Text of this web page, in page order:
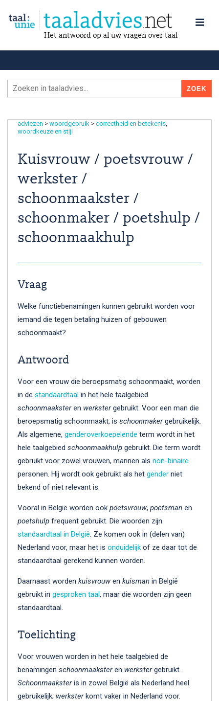
Het antwoord op al uw vragen over taal
adviezen > woordgebruik > correctheid en betekenis
woordkeuze en stijl
Kuisvrouw / poetsvrouw /
werkster /
schoonmaakster /
schoonmaker / poetshulp /
schoonmaakhulp
Vraag
Welke functiebenamingen kunnen gebruikt worden voor
iemand die tegen betaling huizen of gebouwen
schoonmaakt?
Antwoord
Voor een vrouw die beroepsmatig schoonmaakt, worden
in de standaardtaal in het hele taalgebied
schoonmaaksteren werkstergebruikt. Voor een man die
beroepsmatig schoonmaakt, is schoonmakergebruikelijk.
Als algemene, genderoverkoepelende term wordt in het
hele taalgebied schoonmaakhulp gebruikt. Die term wordt
gebruikt voor zowel vrouwen, mannen als non-binaire
personen. Hij wordt ook gebruikt als het gender niet
bekend of niet relevant is.
Vooral in België worden ook poetsvrouw, poetsman en
poetshulp frequent gebruikt. Die woorden zijn
standaardtaal in België. Ze komen ook in (delen van)
Nederland voor, maar het is onduidelijk of ze daar tot de
standaardtaal gerekend kunnen worden.
Daarnaast worden kuisvrouw en kuisman in België
gebruikt in gesproken taal, maar die woorden zijn geen
standaardtaal.
Toelichting
Voor vrouwen worden in het hele taalgebied de
benamingen schoonmaaksteren werkstergebruikt.
Schoonmaaksteris in zowel België als Nederland heel
gebruikelijk; werksterkomt vaker in Nederland voor.